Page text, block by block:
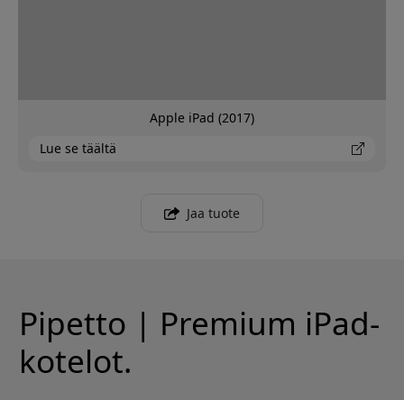
Apple iPad (2017)
Lue se täältä
Jaa tuote
Pipetto | Premium iPad-
kotelot.